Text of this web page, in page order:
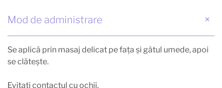
Mod de administrare
Se aplică prin masaj delicat pe faţa şi gâtul umede, apoi
se clăteşte.
Evitaţi contactul cu ochii.